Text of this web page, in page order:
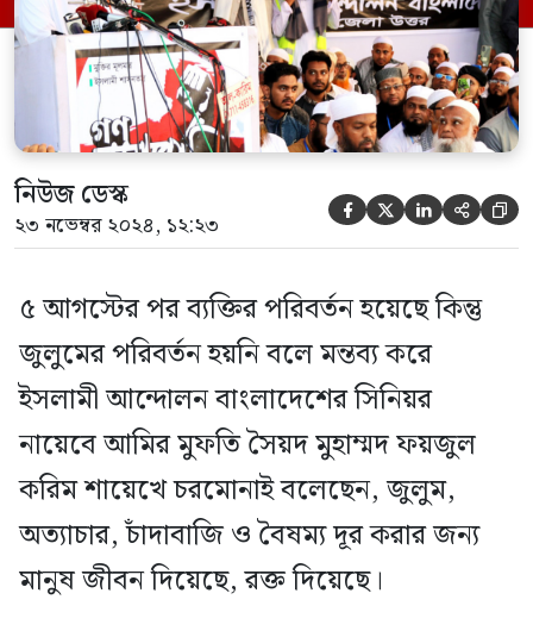
দেখলাম! আবারও সেই […]
নিউজ ডেস্ক
২৩ নভেম্বর ২০২৪, ১২:২৩     
৫ আগস্টের পর ব্যক্তির পরিবর্তন হয়েছে কিন্তু
জুলুমের পরিবর্তন হয়নি বলে মন্তব্য করে
ইসলামী আন্দোলন বাংলাদেশের সিনিয়র
নায়েবে আমির মুফতি সৈয়দ মুহাম্মদ ফয়জুল
করিম শায়েখে চরমোনাই বলেছেন, জুলুম,
অত্যাচার, চাঁদাবাজি ও বৈষম্য দূর করার জন্য
মানুষ জীবন দিয়েছে, রক্ত দিয়েছে।